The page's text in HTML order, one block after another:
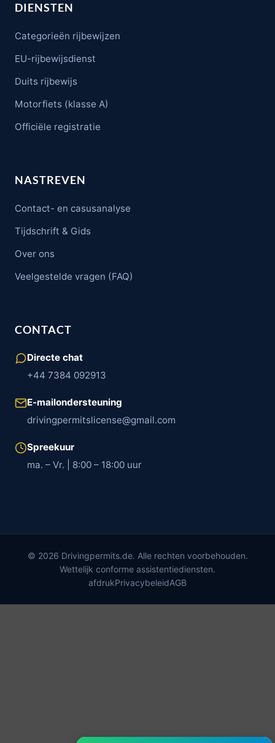
DIENSTEN
Categorieën rijbewijzen
EU-rijbewijsdienst
Duits rijbewijs
Motorfiets (klasse A)
Officiële registratie
NASTREVEN
Contact- en casusanalyse
Tijdschrift & Gids
Over ons
Veelgestelde vragen (FAQ)
CONTACT
Directe chat
+44 7384 092913
E-mailondersteuning
drivingpermitslicense@gmail.com
Spreekuur
ma. – Vr. | 8:00 – 18:00 uur
© 2026 Drivingpermits.de. Alle rechten voorbehouden.
Wettelijk conforme assistentiediensten.
afdrukPrivacybeleidAGB